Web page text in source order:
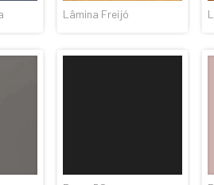
Lâmina Freijó
Preto BS